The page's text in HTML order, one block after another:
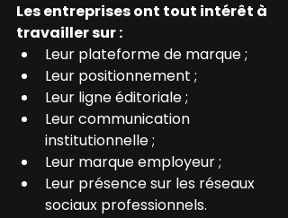
Les entreprises ont tout intérêt à
travailler sur :
Leur plateforme de marque ;
Leur positionnement ;
Leur ligne éditoriale ;
Leur communication
institutionnelle ;
Leur marque employeur ;
Leur présence sur les réseaux
sociaux professionnels.